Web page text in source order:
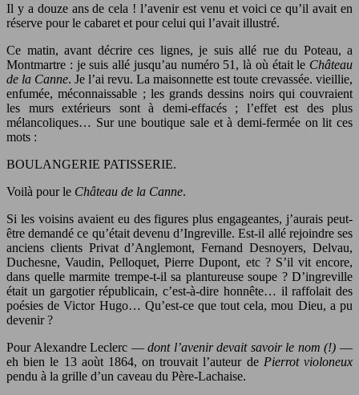
Il y a douze ans de cela ! l’avenir est venu et voici ce qu’il avait en
réserve pour le cabaret et pour celui qui l’avait illustré.
Ce matin, avant décrire ces lignes, je suis allé rue du Poteau, a
Montmartre : je suis allé jusqu’au numéro 51, là où était le Château
de la Canne. Je l’ai revu. La maisonnette est toute crevassée. vieillie,
enfumée, méconnaissable ; les grands dessins noirs qui couvraient
les murs extérieurs sont à demi-effacés ; l’effet est des plus
mélancoliques… Sur une boutique sale et à demi-fermée on lit ces
mots :
BOULANGERIE PATISSERIE.
Voilà pour le Château de la Canne.
Si les voisins avaient eu des figures plus engageantes, j’aurais peut-
être demandé ce qu’était devenu d’Ingreville. Est-il allé rejoindre ses
anciens clients Privat d’Anglemont, Fernand Desnoyers, Delvau,
Duchesne, Vaudin, Pelloquet, Pierre Dupont, etc ? S’il vit encore,
dans quelle marmite trempe-t-il sa plantureuse soupe ? D’ingreville
était un gargotier républicain, c’est-à-dire honnête… il raffolait des
poésies de Victor Hugo… Qu’est-ce que tout cela, mou Dieu, a pu
devenir ?
Pour Alexandre Leclerc —dont l’avenir devait savoir le nom (!) —
eh bien le 13 aoùt 1864, on trouvait l’auteur de Pierrot violoneux
pendu à la grille d’un caveau du Père-Lachaise.